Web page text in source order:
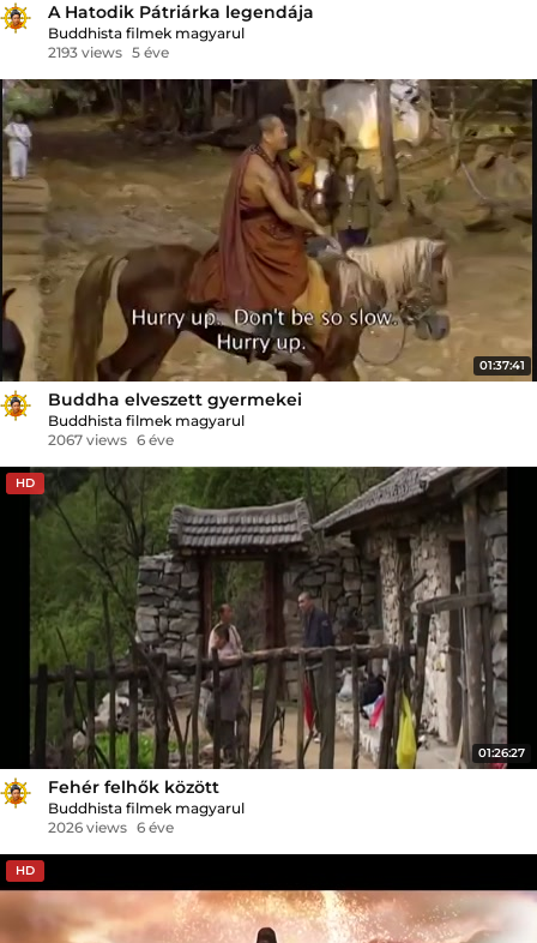
A Hatodik Pátriárka legendája
Buddhista filmek magyarul
2193 views 5 éve
01:37:41
Buddha elveszett gyermekei
Buddhista filmek magyarul
2067 views 6 éve
HD
01:26:27
Fehér felhők között
Buddhista filmek magyarul
2026 views 6 éve
HD